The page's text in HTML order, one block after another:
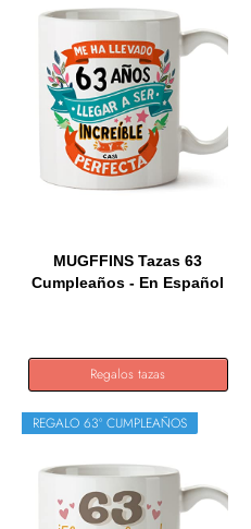
MUGFFINS Tazas 63
Cumpleaños - En Español
Regalos tazas
REGALO 63º CUMPLEAÑOS